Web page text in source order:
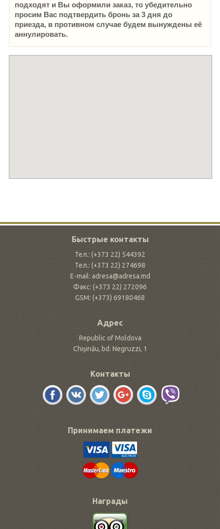
подходят и Вы оформили заказ, то убедительно
просим Вас подтвердить бронь за 3 дня до
приезда, в противном случае будем вынуждены её
аннулировать.
Быстрые контакты
Тел.: (+373 22) 544392
Тел.: (+373 22) 274698
E-mail: adresa@adresa.md
Факс: (+373 22) 272096
GSM: (+373) 69180468
Адрес
Republic of Moldova
Chișinău, bd. Negruzzi, 1
Контакты
Принимаем платежи
Награды